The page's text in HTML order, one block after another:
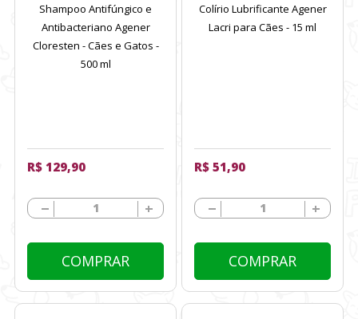
Shampoo Antifúngico e
Antibacteriano Agener
Cloresten - Cães e Gatos -
500 ml
R$ 129,90
COMPRAR
Colírio Lubrificante Agener
Lacri para Cães - 15 ml
R$ 51,90
COMPRAR